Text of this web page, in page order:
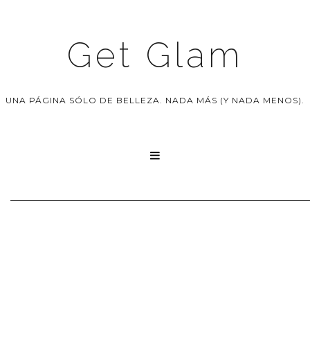
Get Glam
UNA PÁGINA SÓLO DE BELLEZA. NADA MÁS (Y NADA MENOS).
